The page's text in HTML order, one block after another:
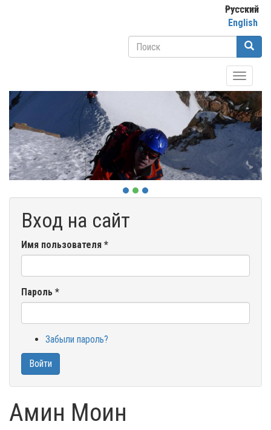
Русский
English
Форма
Toggle
Вход на сайт
Имя пользователя *
Пароль *
Забыли пароль?
Войти
Амин Моин